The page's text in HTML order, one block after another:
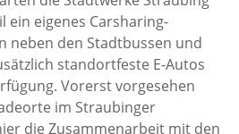
ein eigenes Carsharing-
neben den Stadtbussen und
standortfeste E-Autos
Vorerst vorgesehen
im Straubinger
die Zusammenarbeit mit den